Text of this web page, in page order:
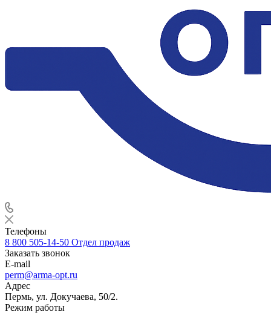
Телефоны
8 800 505-14-50 Отдел продаж
Заказать звонок
E-mail
perm@arma-opt.ru
Адрес
Пермь, ул. Докучаева, 50/2.
Режим работы